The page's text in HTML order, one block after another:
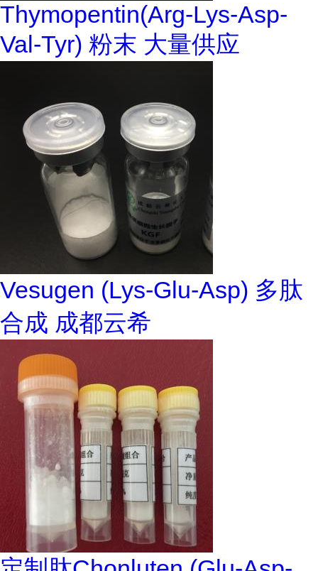
Thymopentin(Arg-Lys-Asp-
Val-Tyr) 粉末 大量供应
Vesugen (Lys-Glu-Asp) 多肽
合成 成都云希